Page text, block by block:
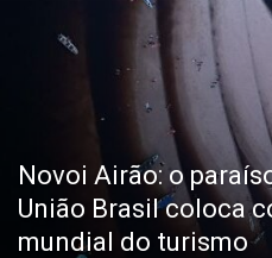
Novoi Airão: o
União Brasil coloca
mundial do turismo